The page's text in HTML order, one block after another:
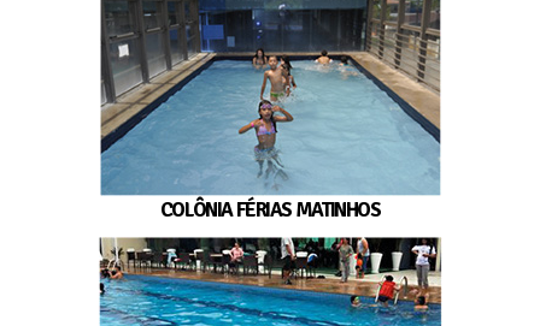
COLÔNIA FÉRIAS MATINHOS